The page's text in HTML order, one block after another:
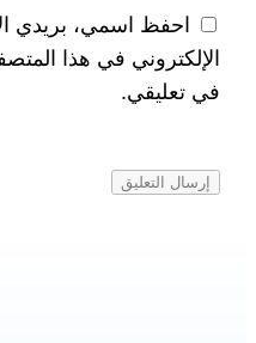
احفظ اسمي، بريدي
الإلكتروني في هذا
في تعليقي.